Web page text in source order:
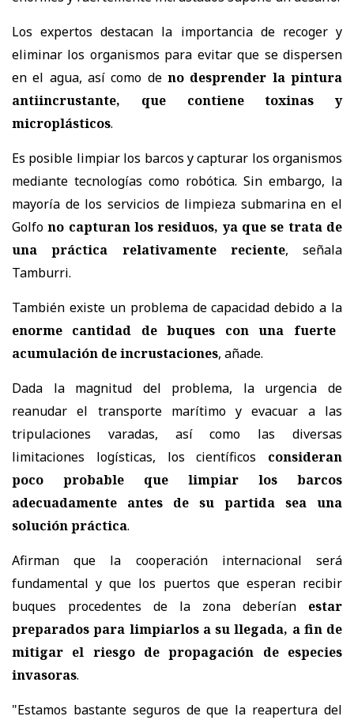
Los expertos destacan la importancia de recoger y
eliminar los organismos para evitar que se dispersen
en el agua, así como de no desprender la pintura
antiincrustante, que contiene toxinas y
microplásticos.
Es posible limpiar los barcos y capturar los organismos
mediante tecnologías como robótica. Sin embargo, la
mayoría de los servicios de limpieza submarina en el
Golfono capturan los residuos, ya que se trata de
una práctica relativamente reciente, señala
Tamburri.
También existe un problema de capacidad debido a la
enorme cantidad de buques con una fuerte
acumulación de incrustaciones, añade.
Dada la magnitud del problema, la urgencia de
reanudar el transporte marítimo y evacuar a las
tripulaciones varadas, así como las diversas
limitaciones logísticas, los científicos consideran
poco probable que limpiar los barcos
adecuadamente antes de su partida sea una
solución práctica.
Afirman que la cooperación internacional será
fundamental y que los puertos que esperan recibir
buques procedentes de la zona deberían estar
preparados para limpiarlos a su llegada, a fin de
mitigar el riesgo de propagación de especies
invasoras.
"Estamos bastante seguros de que la reapertura del